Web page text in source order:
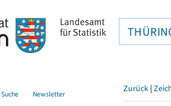
Suche Newsletter Zurück |